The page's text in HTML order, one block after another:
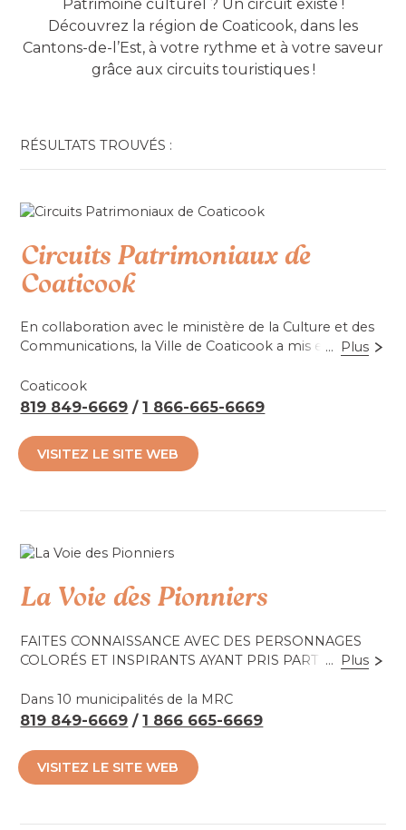
Patrimoine culturel ? Un circuit existe !
Découvrez la région de Coaticook, dans les
Cantons-de-l’Est, à votre rythme et à votre saveur
grâce aux circuits touristiques !
RÉSULTATS TROUVÉS :
Circuits Patrimoniaux de
Coaticook
En collaboration avec le ministère de la Culture et des
Communications, la Ville de Coaticook a mis en place
patrimoine bâtiment, du patrimoine religieux et
l’histoire des gens y sont mis en valeur.
Découvrez les à l'aide des trois carnets: le "Guide du
promeneur", les "Promenades architecturales" et
... Plus
Coaticook
819 849-6669 /1 866-665-6669
VISITEZ LE SITE WEB
La Voie des Pionniers
FAITES CONNAISSANCE AVEC DES PERSONNAGES
COLORÉS ET INSPIRANTS AYANT PRIS PART À
l’histoire de la région, un attrait touristique original et
unique! Venez entendre l’histoire de ces pionniers et
... Plus
Dans 10 municipalités de la MRC
819 849-6669 /1 866 665-6669
VISITEZ LE SITE WEB